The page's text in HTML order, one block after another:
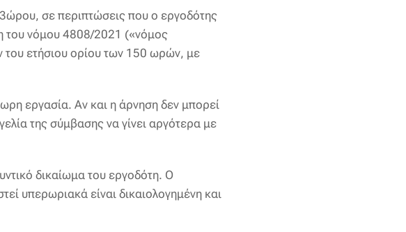
σε περιπτώσεις που ο εργοδότης
του νόμου 4808/2021 («νόμος
του ετήσιου ορίου των 150 ωρών, με
εργασία. Αν και η άρνηση δεν μπορεί
της σύμβασης να γίνει αργότερα με
δικαίωμα του εργοδότη. Ο
υπερωριακά είναι δικαιολογημένη και